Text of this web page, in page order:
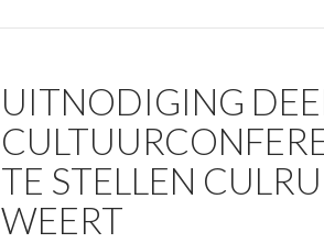
UITNODIGING
TE STELLEN
WEERT